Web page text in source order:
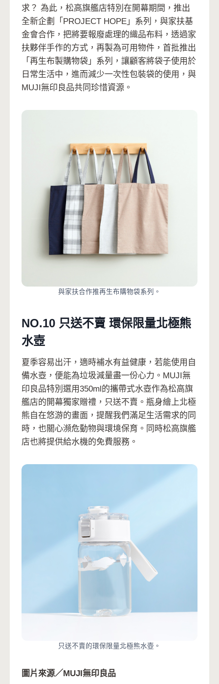
求？ 為此，松高旗艦店特別在開幕期間，推出
全新企劃「PROJECT HOPE」系列，與家扶基
金會合作，把將要報廢處理的織品布料，透過家
扶夥伴手作的方式，再製為可用物件，首批推出
「再生布製購物袋」系列，讓顧客將袋子使用於
日常生活中，進而減少一次性包裝袋的使用，與
MUJI無印良品共同珍惜資源。
與家扶合作推再生布購物袋系列。
NO.10 只送不賣 環保限量北極熊
水壺
夏季容易出汗，適時補水有益健康，若能使用自
備水壺，便能為垃圾減量盡一份心力。MUJI無
印良品特別選用350ml的攜帶式水壺作為松高旗
艦店的開幕獨家贈禮，只送不賣。瓶身繪上北極
熊自在悠游的畫面，提醒我們滿足生活需求的同
時，也關心瀕危動物與環境保育。同時松高旗艦
店也將提供給水機的免費服務。
只送不賣的環保限量北極熊水壺。
圖片來源／MUJI無印良品